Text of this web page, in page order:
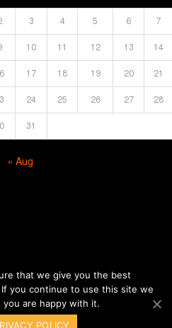
3 4 5 6 7
10 11 12 13 14
17 18 19 20 21
24 25 26 27 28
31
« Aug
কোনো লেখা, ছবি, ভিডিও অনুমতি ছাড়া ব্যবহার
বেআইনি।
that we give you the best
you continue to use this site we
you are happy with it.
POLICY